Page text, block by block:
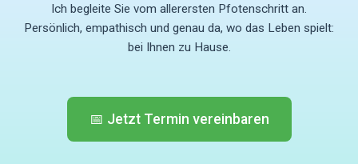
Ich begleite Sie vom allerersten Pfotenschritt an.
Persönlich, empathisch und genau da, wo das Leben spielt:
bei Ihnen zu Hause.
📅 Jetzt Termin vereinbaren